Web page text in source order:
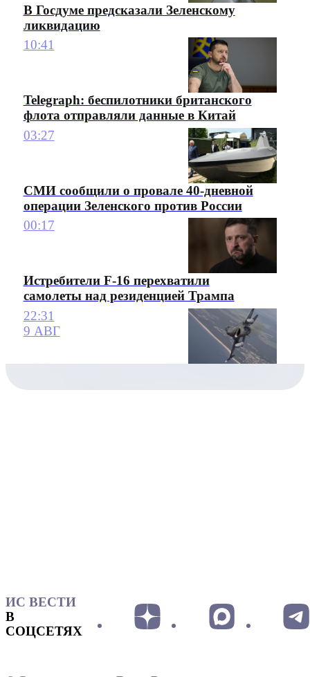
В Госдуме предсказали Зеленскому
ликвидацию
10:41
Telegraph: беспилотники британского
флота отправляли данные в Китай
03:27
СМИ сообщили о провале 40-дневной
операции Зеленского против России
00:17
Истребители F-16 перехватили
самолеты над резиденцией Трампа
22:31
9 АВГ
ИС ВЕСТИ
В
СОЦСЕТЯХ